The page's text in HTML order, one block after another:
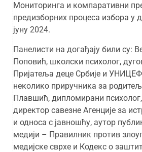
Мониторинга и компаративни
предизборних процеса избора у
јуну 2024.
Панелисти на догађају били су:
Поповић, школски психолог,
Пријатеља деце Србије и
неколико приручника за
Плавшић, дипломирани
директор савезне Агенције за
и односа с јавношћу, аутор
медији – Правилник против
медијске сврхе и Кодекс о